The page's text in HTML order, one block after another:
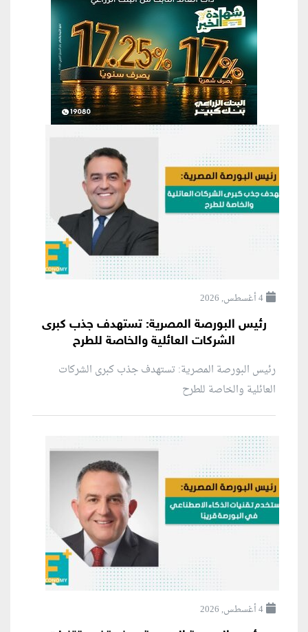
4 أغسطس, 2026
رئيس البورصة المصرية: تستهدف جذب كبرى
الشركات العائلية والخاصة للطرح
رئيس البورصة المصرية: تستهدف جذب كبرى الشركات
العائلية والخاصة للطرح
4 أغسطس, 2026